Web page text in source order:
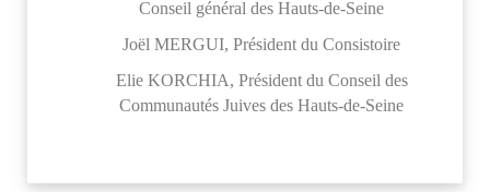
Conseil général des Hauts-de-Seine
Joël MERGUI, Président du Consistoire
Elie KORCHIA, Président du Conseil des
Communautés Juives des Hauts-de-Seine